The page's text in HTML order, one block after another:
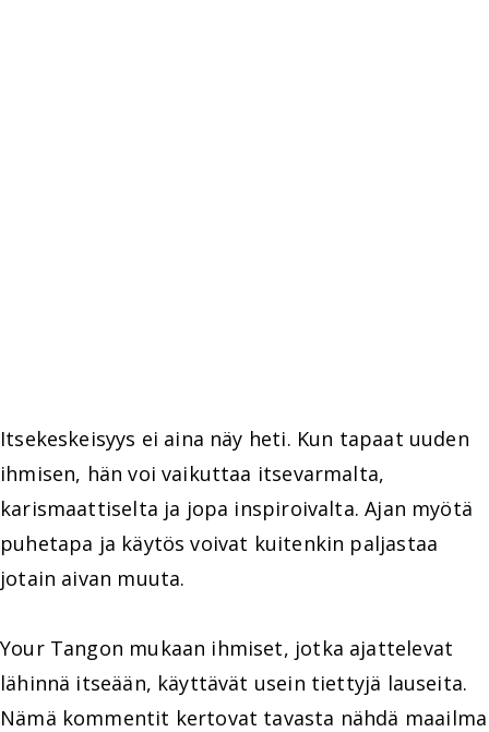
Itsekeskeisyys ei aina näy heti. Kun tapaat uuden
ihmisen, hän voi vaikuttaa itsevarmalta,
karismaattiselta ja jopa inspiroivalta. Ajan myötä
puhetapa ja käytös voivat kuitenkin paljastaa
jotain aivan muuta.
Your Tangon mukaan ihmiset, jotka ajattelevat
lähinnä itseään, käyttävät usein tiettyjä lauseita.
Nämä kommentit kertovat tavasta nähdä maailma